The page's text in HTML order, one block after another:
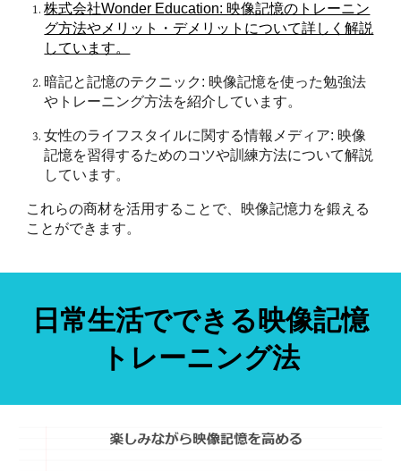
株式会社Wonder Education: 映像記憶のトレーニン
グ方法やメリット・デメリットについて詳しく解説
しています。
暗記と記憶のテクニック: 映像記憶を使った勉強法
やトレーニング方法を紹介しています。
女性のライフスタイルに関する情報メディア: 映像
記憶を習得するためのコツや訓練方法について解説
しています。
これらの商材を活用することで、映像記憶力を鍛える
ことができます。
日常生活でできる映像記憶
トレーニング法